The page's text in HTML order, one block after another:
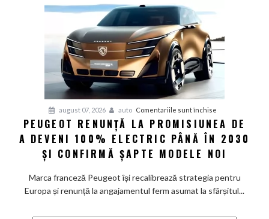
măsuri
rapide
de
august 07, 2026 auto Comentariile sunt închise
Peugeot
renunță
la
de
a
PEUGEOT RENUNȚĂ LA PROMISIUNEA DE
A DEVENI 100% ELECTRIC PÂNĂ ÎN 2030
ȘI CONFIRMĂ ȘAPTE MODELE NOI
Marca franceză Peugeot își recalibrează strategia pentru
Europa și renunță la angajamentul ferm asumat la sfârșitul...